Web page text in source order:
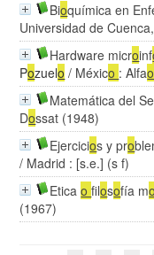
Bioquímica en
Universidad de
Hardware microinf
Pozuelo / México : Alfao
Matemática del
Dossat (1948)
Ejercicios y pro
/ Madrid : [s.e.] (s f)
Eticaofilosofía mo
(1967)